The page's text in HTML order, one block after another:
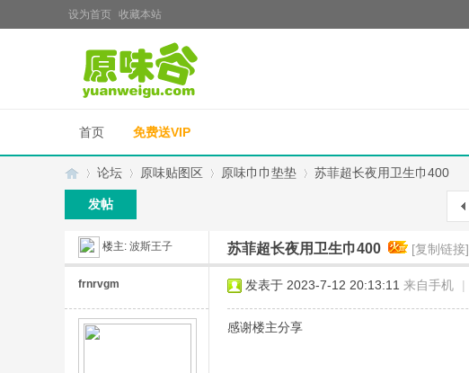
设为首页 收藏本站
首页 免费送VIP
»
论坛
›
原味贴图区 原味巾巾垫垫
›
苏菲超长夜用卫生巾400
发帖
楼主: 波斯王子 苏菲超长夜用卫生巾400 [复制链接]
frnrvgm 发表于 2023-7-12 20:13:11 来自手机 |
感谢楼主分享